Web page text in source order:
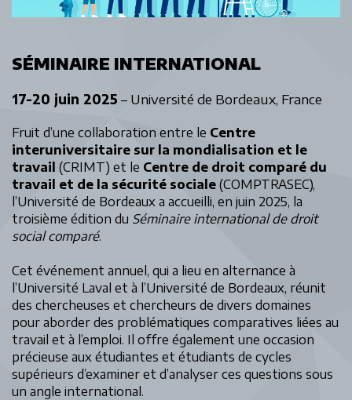
SÉMINAIRE INTERNATIONAL
17-20 juin 2025 – Université de Bordeaux, France
Fruit d’une collaboration entre le Centre
interuniversitaire sur la mondialisation et le
travail (CRIMT) et le Centre de droit comparé du
travail et de la sécurité sociale (COMPTRASEC),
l’Université de Bordeaux a accueilli, en juin 2025, la
troisième édition du Séminaire international de droit
social comparé.
Cet événement annuel, qui a lieu en alternance à
l’Université Laval et à l’Université de Bordeaux, réunit
des chercheuses et chercheurs de divers domaines
pour aborder des problématiques comparatives liées au
travail et à l’emploi. Il offre également une occasion
précieuse aux étudiantes et étudiants de cycles
supérieurs d’examiner et d’analyser ces questions sous
un angle international.